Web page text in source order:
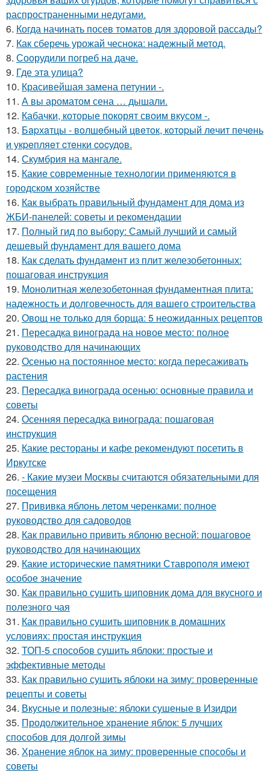
распространенными недугами.
6. Когда начинать посев томатов для здоровой рассады?
7. Как сберечь урожай чеснока: надежный метод.
8. Соорудили погреб на даче.
9. Где этa улица?
10. Красивейшая замена петунии -.
11. А вы ароматом сена … дышали.
12. Кабачки, которые покорят своим вкусом -.
13. Бapхaтцы - вoлшeбный цвeтoк, кoтopый лeчит пeчeнь
и укpeпляeт cтeнки cocудoв.
14. Скумбрия на мангале.
15. Какие современные технологии применяются в
городском хозяйстве
16. Как выбрать правильный фундамент для дома из
ЖБИ-панелей: советы и рекомендации
17. Полный гид по выбору: Самый лучший и самый
дешевый фундамент для вашего дома
18. Как сделать фундамент из плит железобетонных:
пошаговая инструкция
19. Монолитная железобетонная фундаментная плита:
надежность и долговечность для вашего строительства
20. Овощ не только для борща: 5 неожиданных рецептов
21. Пересадка винограда на новое место: полное
руководство для начинающих
22. Осенью на постоянное место: когда пересаживать
растения
23. Пересадка винограда осенью: основные правила и
советы
24. Осенняя пересадка винограда: пошаговая
инструкция
25. Какие рестораны и кафе рекомендуют посетить в
Иркутске
26. - Какие музеи Москвы считаются обязательными для
посещения
27. Прививка яблонь летом черенками: полное
руководство для садоводов
28. Как правильно привить яблоню весной: пошаговое
руководство для начинающих
29. Какие исторические памятники Ставрополя имеют
особое значение
30. Как правильно сушить шиповник дома для вкусного и
полезного чая
31. Как правильно сушить шиповник в домашних
условиях: простая инструкция
32. ТОП-5 способов сушить яблоки: простые и
эффективные методы
33. Как правильно сушить яблоки на зиму: проверенные
рецепты и советы
34. Вкусные и полезные: яблоки сушеные в Изидри
35. Продолжительное хранение яблок: 5 лучших
способов для долгой зимы
36. Хранение яблок на зиму: проверенные способы и
советы